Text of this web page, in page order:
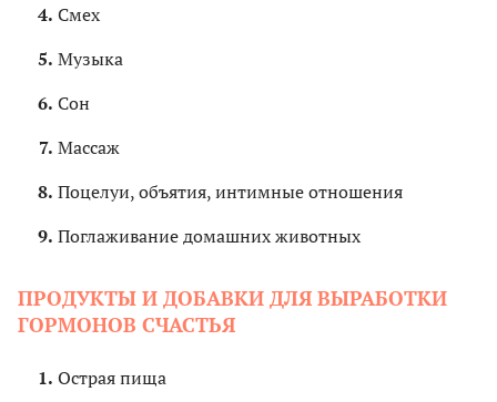
Смех
Музыка
Сон
Массаж
Поцелуи, объятия, интимные отношения
Поглаживание домашних животных
ПРОДУКТЫ И ДОБАВКИ ДЛЯ ВЫРАБОТКИ
ГОРМОНОВ СЧАСТЬЯ
Острая пища